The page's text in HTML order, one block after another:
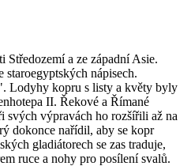
a ze západní Asie.
nápisech.
Lodyhy kopru s listy a květy byly
II. Řekové a Římané
svých výpravách ho rozšířili až na
dokonce nařídil, aby se kopr
gladiátorech se zas traduje,
ruce a nohy pro posílení svalů.